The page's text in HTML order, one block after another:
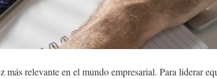
más relevante en el mundo empresarial. Para liderar